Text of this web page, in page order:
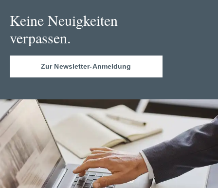
Keine Neuigkeiten
verpassen.
Zur Newsletter-Anmeldung